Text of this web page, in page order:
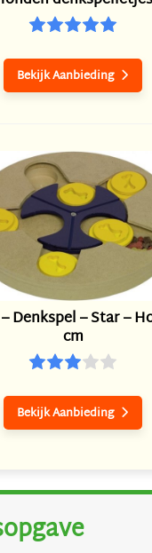
Bekijk Aanbieding 
Denkspel – Star –
cm
Bekijk Aanbieding 